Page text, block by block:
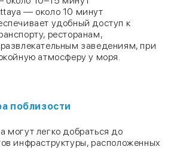
— около 10 минут
удобный доступ к
ресторанам,
заведениям, при
атмосферу у моря.
поблизости
могут легко добраться до
инфраструктуры, расположенных